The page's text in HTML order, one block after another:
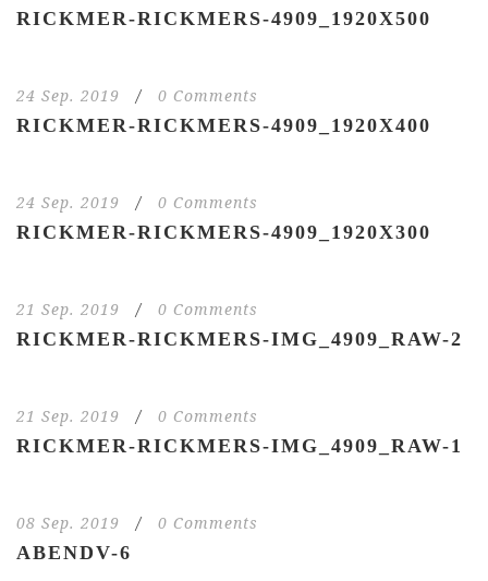
RICKMER-RICKMERS-4909_1920X500
24 Sep. 2019 / 0 Comments
RICKMER-RICKMERS-4909_1920X400
24 Sep. 2019 / 0 Comments
RICKMER-RICKMERS-4909_1920X300
21 Sep. 2019 / 0 Comments
RICKMER-RICKMERS-IMG_4909_RAW-2
21 Sep. 2019 / 0 Comments
RICKMER-RICKMERS-IMG_4909_RAW-1
08 Sep. 2019 / 0 Comments
ABENDV-6